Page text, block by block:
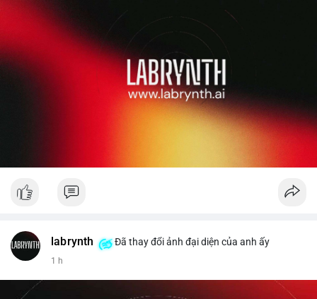
labrynth Đã thay đổi ảnh đại diện của anh ấy
1 h